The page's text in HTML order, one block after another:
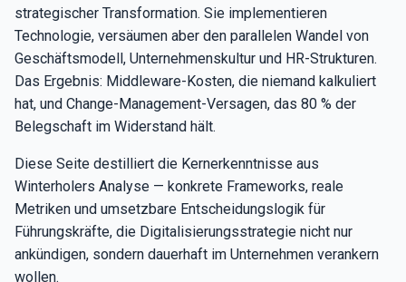
strategischer Transformation. Sie implementieren
Technologie, versäumen aber den parallelen Wandel von
Geschäftsmodell, Unternehmenskultur und HR-Strukturen.
Das Ergebnis: Middleware-Kosten, die niemand kalkuliert
hat, und Change-Management-Versagen, das 80 % der
Belegschaft im Widerstand hält.
Diese Seite destilliert die Kernerkenntnisse aus
Winterholers Analyse — konkrete Frameworks, reale
Metriken und umsetzbare Entscheidungslogik für
Führungskräfte, die Digitalisierungsstrategie nicht nur
ankündigen, sondern dauerhaft im Unternehmen verankern
wollen.